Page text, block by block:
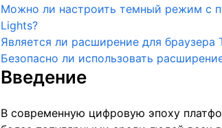
Можно ли настроить темный режим с
Lights?
Является ли расширение для
Безопасно ли использовать
Введение
В современную цифровую эпоху